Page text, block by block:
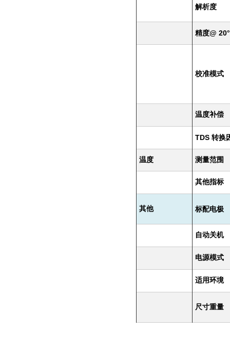
解析度
精度@
校准模式
温度补偿
TDS 转换
温度 测量范围
其他指标
其他 标配电极
自动关机
电源模式
适用环境
尺寸重量